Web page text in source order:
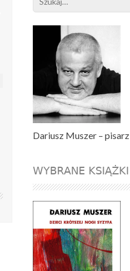
Dariusz Muszer – pisarz
WYBRANE KSIĄŻKI